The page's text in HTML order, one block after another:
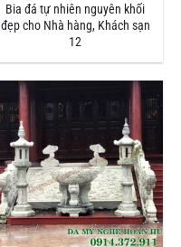
Bia đá tự nhiên nguyên khối
đẹp cho Nhà hàng, Khách sạn
12